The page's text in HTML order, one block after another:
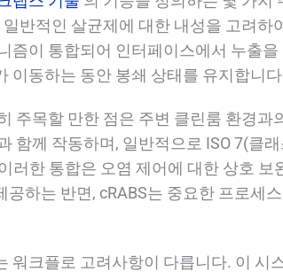
반적인 살균제에 대한 내성을 고려하
즘이 통합되어 인터페이스에서 누출
이동하는 동안 봉쇄 상태를 유지합니
주목할 만한 점은 주변 클린룸 환경
함께 작동하며, 일반적으로 ISO 7(클
러한 통합은 오염 제어에 대한 상호
공하는 반면, cRABS는 중요한 프로세
워크플로 고려사항이 다릅니다. 이 시